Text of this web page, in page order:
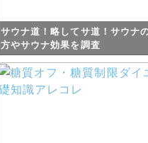
サウナ道！略してサ道！サウナ
方やサウナ効果を調査